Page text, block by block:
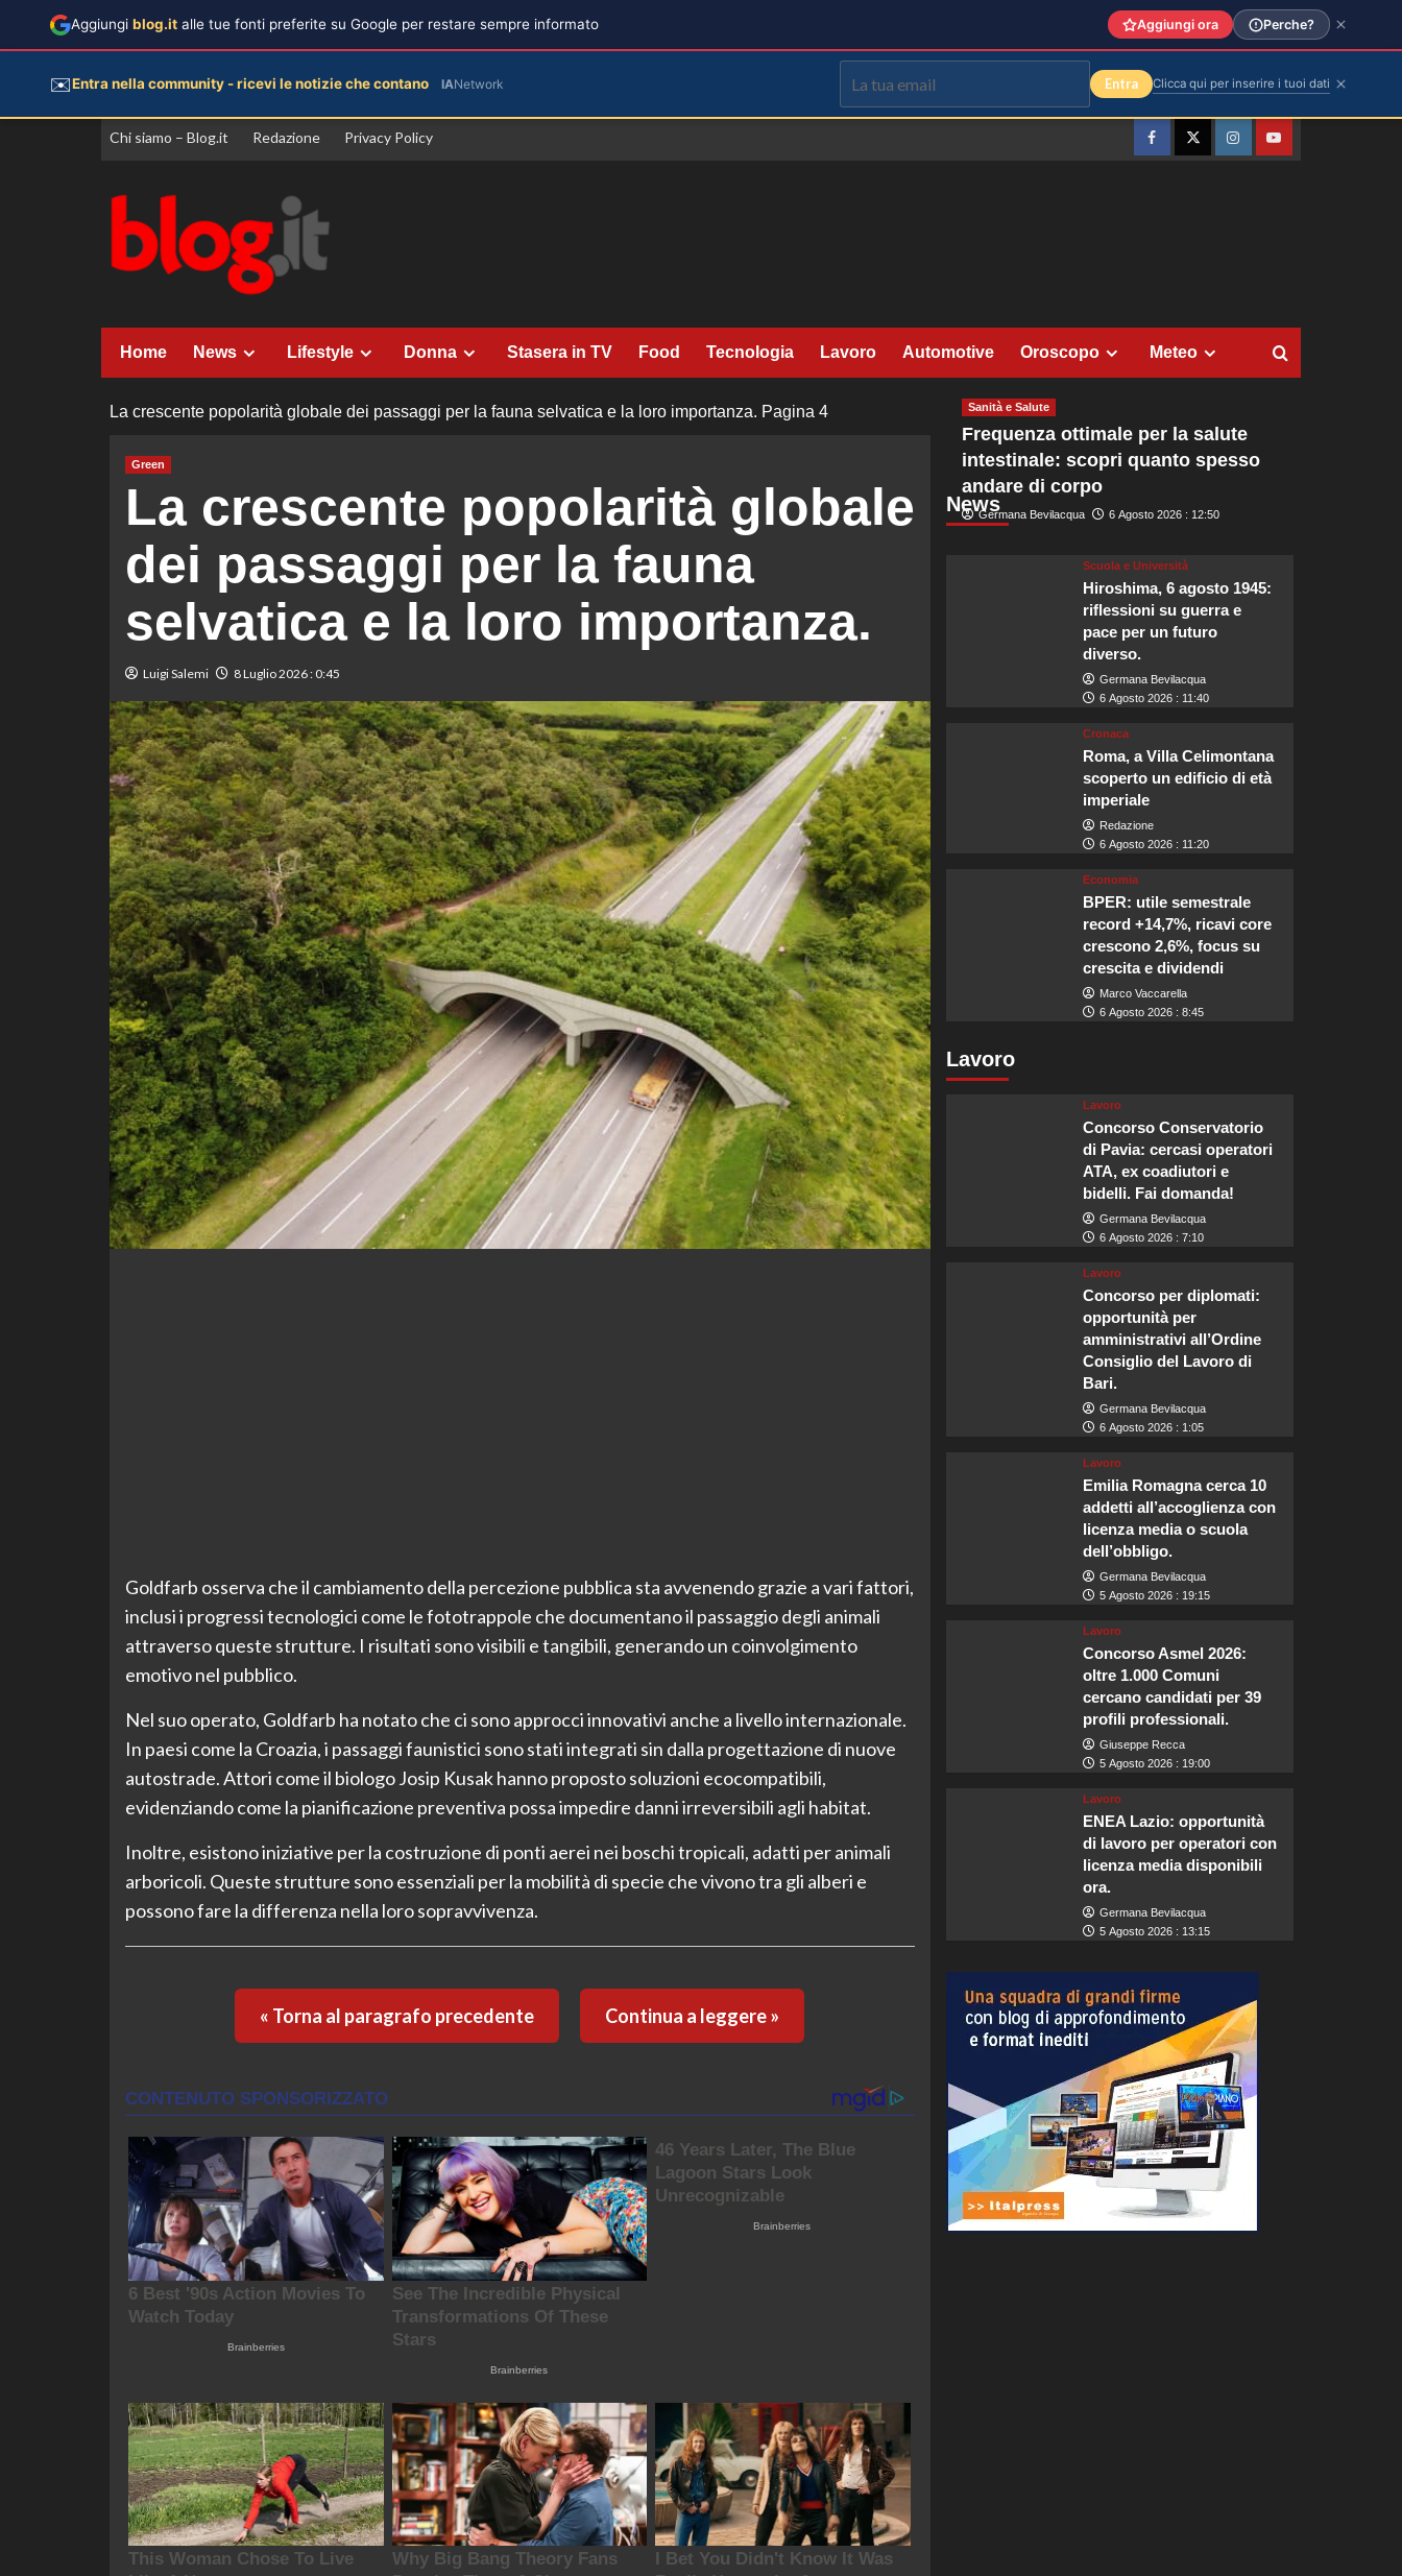
Vai
Chi siamo – Blog.it Redazione Privacy Policy
FacebookTwitterInstagramYouTube
Home News Lifestyle Donna Stasera in TV Food Tecnologia Lavoro Automotive Oroscopo Meteo
La crescente popolarità globale dei passaggi per la fauna selvatica e la loro importanza. Pagina 4
Green
La crescente popolarità globale
dei passaggi per la fauna
selvatica e la loro importanza.
Luigi Salemi 8 Luglio 2026 : 0:45
Goldfarb osserva che il cambiamento della percezione pubblica sta avvenendo grazie a vari fattori,
inclusi i progressi tecnologici come le fototrappole che documentano il passaggio degli animali
attraverso queste strutture. I risultati sono visibili e tangibili, generando un coinvolgimento
emotivo nel pubblico.
Nel suo operato, Goldfarb ha notato che ci sono approcci innovativi anche a livello internazionale.
In paesi come la Croazia, i passaggi faunistici sono stati integrati sin dalla progettazione di nuove
autostrade. Attori come il biologo Josip Kusak hanno proposto soluzioni ecocompatibili,
evidenziando come la pianificazione preventiva possa impedire danni irreversibili agli habitat.
Inoltre, esistono iniziative per la costruzione di ponti aerei nei boschi tropicali, adatti per animali
arboricoli. Queste strutture sono essenziali per la mobilità di specie che vivono tra gli alberi e
possono fare la differenza nella loro sopravvivenza.
« Torna al paragrafo precedente Continua a leggere »
News
Sanità e Salute
Frequenza ottimale per la salute
intestinale: scopri quanto spesso
andare di corpo
Germana Bevilacqua 6 Agosto 2026 : 12:50
Scuola e Università
Hiroshima, 6 agosto 1945:
riflessioni su guerra e
pace per un futuro
diverso.
Germana Bevilacqua
6 Agosto 2026 : 11:40
Cronaca
Roma, a Villa Celimontana
scoperto un edificio di età
imperiale
Redazione
6 Agosto 2026 : 11:20
Economia
BPER: utile semestrale
record +14,7%, ricavi core
crescono 2,6%, focus su
crescita e dividendi
Marco Vaccarella
6 Agosto 2026 : 8:45
Lavoro
Lavoro
Concorso Conservatorio
di Pavia: cercasi operatori
ATA, ex coadiutori e
bidelli. Fai domanda!
Germana Bevilacqua
6 Agosto 2026 : 7:10
Lavoro
Concorso per diplomati:
opportunità per
amministrativi all’Ordine
Consiglio del Lavoro di
Bari.
Germana Bevilacqua
6 Agosto 2026 : 1:05
Lavoro
Emilia Romagna cerca 10
addetti all’accoglienza con
licenza media o scuola
dell’obbligo.
Germana Bevilacqua
5 Agosto 2026 : 19:15
Lavoro
Concorso Asmel 2026:
oltre 1.000 Comuni
cercano candidati per 39
profili professionali.
Giuseppe Recca
5 Agosto 2026 : 19:00
Lavoro
ENEA Lazio: opportunità
di lavoro per operatori con
licenza media disponibili
ora.
Germana Bevilacqua
5 Agosto 2026 : 13:15
Aggiungi blog.it alle tue fonti preferite su Google per restare sempre informato Aggiungi ora Perche?
✉️Entra nella community - ricevi le notizie che contano IANetwork Entra Clicca qui per inserire i tuoi dati